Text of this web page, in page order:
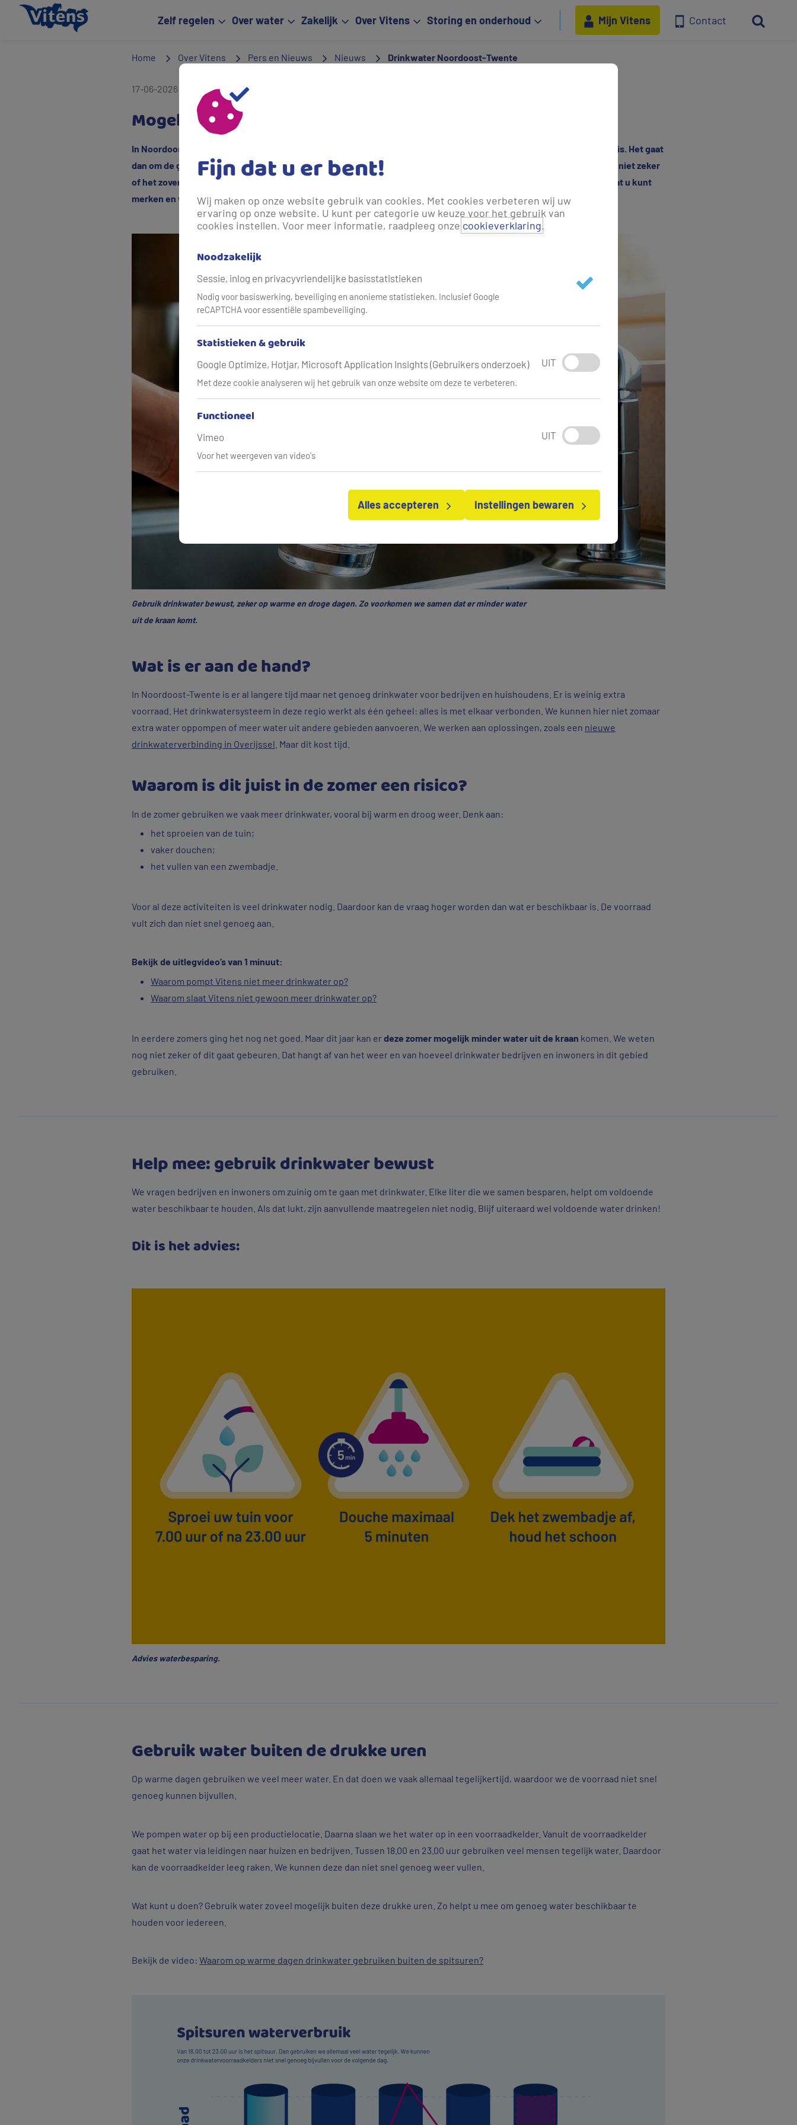
Zelf regelen Over water Zakelijk Over Vitens Storing en onderhoud Mijn Vitens Contact
Home Over Vitens Pers en Nieuws Nieuws Drinkwater Noordoost-Twente
17-06-2026 06:58 - 1 maand geleden bijgewerkt.
Mogelijk minder water uit de kraan in Noordoost-Twente
In Noordoost-Twente kan er deze zomer tijdelijk minder water uit de kraan komen als het langere tijd warm en droog is. Het gaat
dan om de gemeenten Dinkelland, Losser, Oldenzaal, Tubbergen en enkele adressen in Almelo en Hengelo. We weten niet zeker
of het zover komt, maar we vinden het belangrijk om dit nu al te laten weten. Zo weet u wat er aan de hand kan zijn, wat u kunt
merken en wat u zelf kunt doen.
Gebruik drinkwater bewust, zeker op warme en droge dagen. Zo voorkomen we samen dat er minder water
uit de kraan komt.
Wat is er aan de hand?
In Noordoost-Twente is er al langere tijd maar net genoeg drinkwater voor bedrijven en huishoudens. Er is weinig extra
voorraad. Het drinkwatersysteem in deze regio werkt als één geheel: alles is met elkaar verbonden. We kunnen hier niet zomaar
extra water oppompen of meer water uit andere gebieden aanvoeren. We werken aan oplossingen, zoals een nieuwe
drinkwaterverbinding in Overijssel . Maar dit kost tijd.
Waarom is dit juist in de zomer een risico?
In de zomer gebruiken we vaak meer drinkwater, vooral bij warm en droog weer. Denk aan:
het sproeien van de tuin;
vaker douchen;
het vullen van een zwembadje.
Voor al deze activiteiten is veel drinkwater nodig. Daardoor kan de vraag hoger worden dan wat er beschikbaar is. De voorraad
vult zich dan niet snel genoeg aan.
Bekijk de uitlegvideo’s van 1 minuut:
Waarom pompt Vitens niet meer drinkwater op?
Waarom slaat Vitens niet gewoon meer drinkwater op?
In eerdere zomers ging het nog net goed. Maar dit jaar kan erdeze zomer mogelijk minder water uit de kraan komen. We weten
nog niet zeker of dit gaat gebeuren. Dat hangt af van het weer en van hoeveel drinkwater bedrijven en inwoners in dit gebied
gebruiken.
Help mee: gebruik drinkwater bewust
We vragen bedrijven en inwoners om zuinig om te gaan met drinkwater. Elke liter die we samen besparen, helpt om voldoende
water beschikbaar te houden. Als dat lukt, zijn aanvullende maatregelen niet nodig. Blijf uiteraard wel voldoende water drinken!
Dit is het advies:
Advies waterbesparing.
Gebruik water buiten de drukke uren
Op warme dagen gebruiken we veel meer water. En dat doen we vaak allemaal tegelijkertijd, waardoor we de voorraad niet snel
genoeg kunnen bijvullen.
We pompen water op bij een productielocatie. Daarna slaan we het water op in een voorraadkelder. Vanuit de voorraadkelder
gaat het water via leidingen naar huizen en bedrijven. Tussen 18.00 en 23.00 uur gebruiken veel mensen tegelijk water. Daardoor
kan de voorraadkelder leeg raken. We kunnen deze dan niet snel genoeg weer vullen.
Wat kunt u doen? Gebruik water zoveel mogelijk buiten deze drukke uren. Zo helpt u mee om genoeg water beschikbaar te
houden voor iedereen.
Bekijk de video: Waarom op warme dagen drinkwater gebruiken buiten de spitsuren?
Fijn dat u er bent!
Wij maken op onze website gebruik van cookies. Met cookies verbeteren wij uw
ervaring op onze website. U kunt per categorie uw keuze voor het gebruik van
cookies instellen. Voor meer informatie, raadpleeg onzecookieverklaring.
Noodzakelijk
Sessie, inlog en privacyvriendelijke basisstatistieken
Nodig voor basiswerking, beveiliging en anonieme statistieken. Inclusief Google
reCAPTCHA voor essentiële spambeveiliging.
Statistieken & gebruik
Google Optimize, Hotjar, Microsoft Application Insights (Gebruikers onderzoek)
Met deze cookie analyseren wij het gebruik van onze website om deze te verbeteren.
UIT
Functioneel
Vimeo
Voor het weergeven van video's
UIT
Alles accepteren Instellingen bewaren